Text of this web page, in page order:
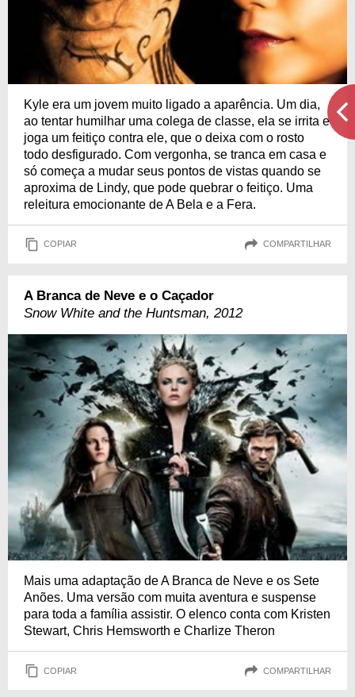
Kyle era um jovem muito ligado a aparência. Um dia,
ao tentar humilhar uma colega de classe, ela se irrita e
joga um feitiço contra ele, que o deixa com o rosto
todo desfigurado. Com vergonha, se tranca em casa e
só começa a mudar seus pontos de vistas quando se
aproxima de Lindy, que pode quebrar o feitiço. Uma
releitura emocionante de A Bela e a Fera.
COPIAR COMPARTILHAR
A Branca de Neve e o Caçador
Snow White and the Huntsman, 2012
Mais uma adaptação de A Branca de Neve e os Sete
Anões. Uma versão com muita aventura e suspense
para toda a família assistir. O elenco conta com Kristen
Stewart, Chris Hemsworth e Charlize Theron
COPIAR COMPARTILHAR